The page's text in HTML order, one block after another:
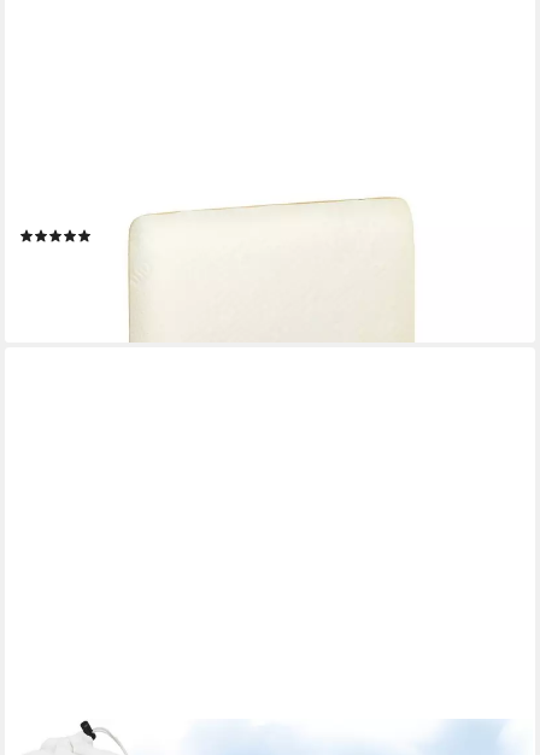
Schlafpositionen
SLEEPI